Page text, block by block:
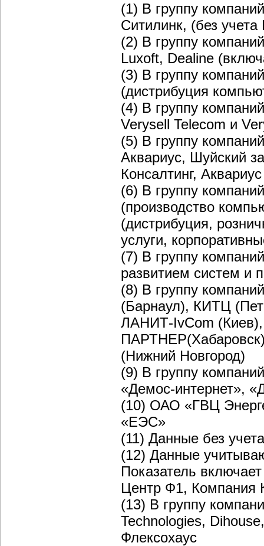
(1) В группу
Ситилинк, (без учета
(2) В группу
Luxoft, Dealine
(3) В группу
(дистрибуция
(4) В группу
Verysell Telecom и
(5) В группу
Аквариуc, Шуйский
Консалтинг,
(6) В группу
(производство
(дистрибуция,
услуги,
(7) В группу
развитием систем и
(8) В группу
(Барнаул), КИТЦ
ЛАНИТ-IvCom
(Нижний Новгород)
(9) В группу
«Демос-интернет»,
(10) ОАО «ГВЦ
«ЕЭС»
(11) Данные без
(12) Данные
Показатель
Центр Ф1, Компания
(13) В группу
Technologies,
Флексохаус